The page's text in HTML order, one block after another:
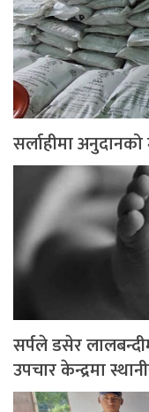
सर्लाहीमा
सर्पले डसेर
उपचार केन्द्रमा